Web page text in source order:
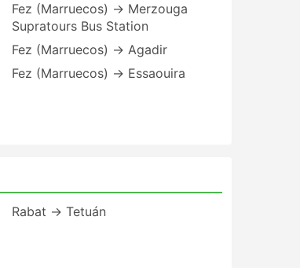
Fez (Marruecos) → Merzouga
Supratours Bus Station
Fez (Marruecos) → Agadir
Fez (Marruecos) → Essaouira
Rabat → Tetuán